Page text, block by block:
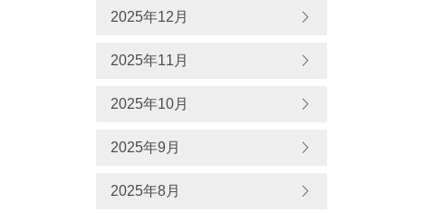
2025年12月
2025年11月
2025年10月
2025年9月
2025年8月